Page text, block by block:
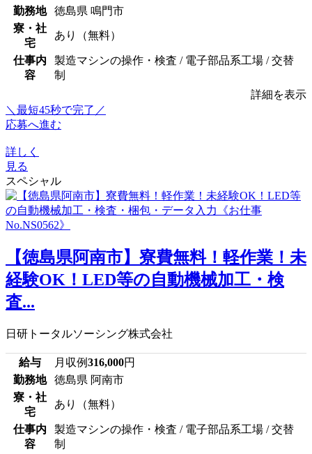
勤務地
徳島県 鳴門市
寮・社
宅
あり（無料）
仕事内
容
製造マシンの操作・検査 / 電子部品系工場 / 交替
制
詳細を表示
＼最短45秒で完了／
応募へ進む
詳しく
見る
スペシャル
【徳島県阿南市】寮費無料！軽作業！未
経験OK！LED等の自動機械加工・検
査...
日研トータルソーシング株式会社
給与 月収例316,000円
勤務地
徳島県 阿南市
寮・社
宅
あり（無料）
仕事内
容
製造マシンの操作・検査 / 電子部品系工場 / 交替
制